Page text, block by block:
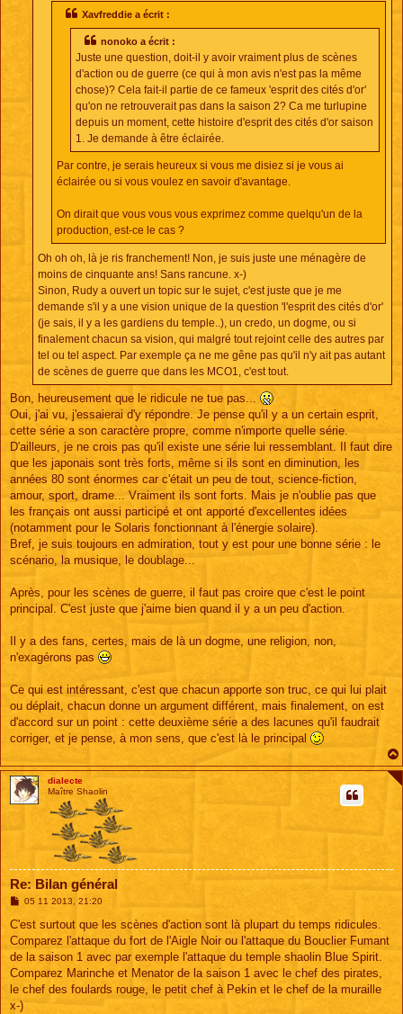
Xavfreddie a écrit :
nonoko a écrit :
Juste une question, doit-il y avoir vraiment plus de scènes
d'action ou de guerre (ce qui à mon avis n'est pas la même
chose)? Cela fait-il partie de ce fameux 'esprit des cités d'or'
qu'on ne retrouverait pas dans la saison 2? Ca me turlupine
depuis un moment, cette histoire d'esprit des cités d'or saison
1. Je demande à être éclairée.
Par contre, je serais heureux si vous me disiez si je vous ai
éclairée ou si vous voulez en savoir d'avantage.
On dirait que vous vous vous exprimez comme quelqu'un de la
production, est-ce le cas ?
Oh oh oh, là je ris franchement! Non, je suis juste une ménagère de
moins de cinquante ans! Sans rancune. x-)
Sinon, Rudy a ouvert un topic sur le sujet, c'est juste que je me
demande s'il y a une vision unique de la question 'l'esprit des cités d'or'
(je sais, il y a les gardiens du temple..), un credo, un dogme, ou si
finalement chacun sa vision, qui malgré tout rejoint celle des autres par
tel ou tel aspect. Par exemple ça ne me gêne pas qu'il n'y ait pas autant
de scènes de guerre que dans les MCO1, c'est tout.
Bon, heureusement que le ridicule ne tue pas...
Oui, j'ai vu, j'essaierai d'y répondre. Je pense qu'il y a un certain esprit,
cette série a son caractère propre, comme n'importe quelle série.
D'ailleurs, je ne crois pas qu'il existe une série lui ressemblant. Il faut dire
que les japonais sont très forts, même si ils sont en diminution, les
années 80 sont énormes car c'était un peu de tout, science-fiction,
amour, sport, drame... Vraiment ils sont forts. Mais je n'oublie pas que
les français ont aussi participé et ont apporté d'excellentes idées
(notamment pour le Solaris fonctionnant à l'énergie solaire).
Bref, je suis toujours en admiration, tout y est pour une bonne série : le
scénario, la musique, le doublage...
Après, pour les scènes de guerre, il faut pas croire que c'est le point
principal. C'est juste que j'aime bien quand il y a un peu d'action.
Il y a des fans, certes, mais de là un dogme, une religion, non,
n'exagérons pas
Ce qui est intéressant, c'est que chacun apporte son truc, ce qui lui plait
ou déplait, chacun donne un argument différent, mais finalement, on est
d'accord sur un point : cette deuxième série a des lacunes qu'il faudrait
corriger, et je pense, à mon sens, que c'est là le principal
dialecte
Maître Shaolin
Re: Bilan général
M
s
a
g
05 11 2013, 21:20
C'est surtout que les scènes d'action sont là plupart du temps ridicules.
Comparez l'attaque du fort de l'Aigle Noir ou l'attaque du Bouclier Fumant
de la saison 1 avec par exemple l'attaque du temple shaolin Blue Spirit.
Comparez Marinche et Menator de la saison 1 avec le chef des pirates,
le chef des foulards rouge, le petit chef à Pekin et le chef de la muraille
x-)